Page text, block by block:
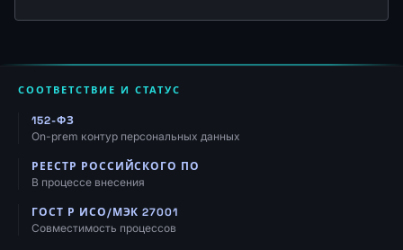
СООТВЕТСТВИЕ И СТАТУС
152-ФЗ
On-prem контур персональных данных
РЕЕСТР РОССИЙСКОГО ПО
В процессе внесения
ГОСТ Р ИСО/МЭК 27001
Совместимость процессов